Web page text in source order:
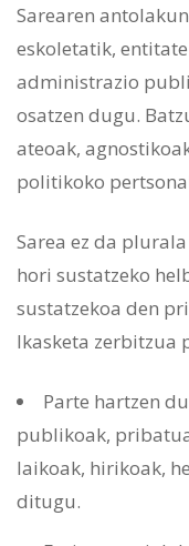
Sarearen
eskoletatik,
administrazio
osatzen dugu.
ateoak,
politikoko
Sarea ez da
hori sustatzeko
sustatzekoa den
Ikasketa zerbitzua
Parte hartzen
publikoak,
laikoak, hirikoak,
ditugu.